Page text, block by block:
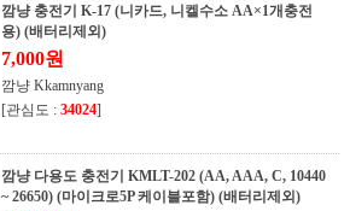
깜냥 충전기 K-17 (니카드, 니켈수소 AA×1개충전
용) (배터리제외)
7,000원
깜냥 Kkamnyang
[관심도 : 34024]
깜냥 다용도 충전기 KMLT-202 (AA, AAA, C, 10440
~ 26650) (마이크로5P 케이블포함) (배터리제외)